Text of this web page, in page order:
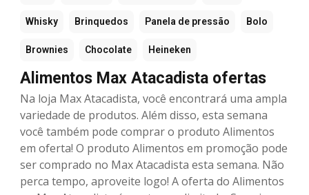
Whisky Brinquedos Panela de pressão Bolo
Brownies Chocolate Heineken
Alimentos Max Atacadista ofertas
Na loja Max Atacadista, você encontrará uma ampla
variedade de produtos. Além disso, esta semana
você também pode comprar o produto Alimentos
em oferta! O produto Alimentos em promoção pode
ser comprado no Max Atacadista esta semana. Não
perca tempo, aproveite logo! A oferta do Alimentos